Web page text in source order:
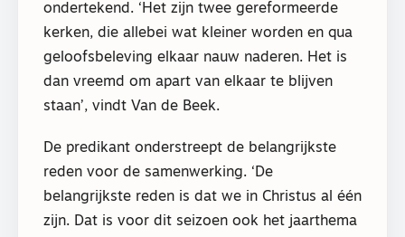
ondertekend. ‘Het zijn twee gereformeerde
kerken, die allebei wat kleiner worden en qua
geloofsbeleving elkaar nauw naderen. Het is
dan vreemd om apart van elkaar te blijven
staan’, vindt Van de Beek.
De predikant onderstreept de belangrijkste
reden voor de samenwerking. ‘De
belangrijkste reden is dat we in Christus al één
zijn. Dat is voor dit seizoen ook het jaarthema